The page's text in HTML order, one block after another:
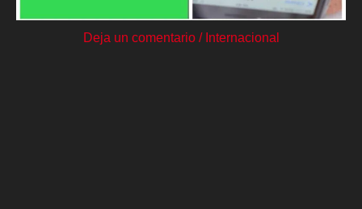
Deja un comentario / Internacional